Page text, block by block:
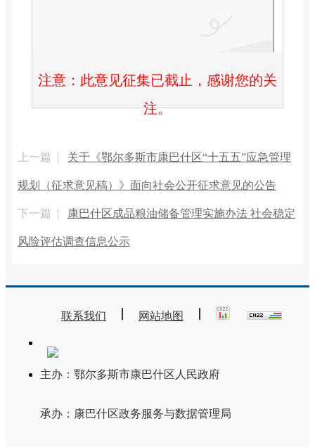
注意：此意见征集已截止，感谢您的关
注。
上一篇 | 关于《鄂尔多斯市康巴什区“十五五”应急管理
规划（征求意见稿）》面向社会公开征求意见的公告
下一篇 | 康巴什区成品粮油储备管理实施办法 社会稳定
风险评估调查信息公示
联系我们 网站地图
主办：鄂尔多斯市康巴什区人民政府
承办：康巴什区政务服务与数据管理局